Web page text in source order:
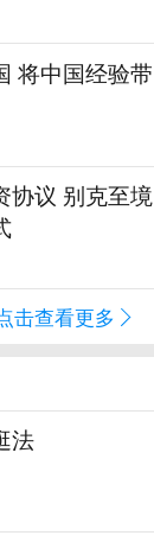
将中国经验带
协议 别克至境
击查看更多
法